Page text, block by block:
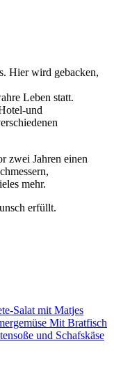
Hier wird gebacken,
Leben statt.
und
zwei Jahren einen
mehr.
erfüllt.
und Schafskäse